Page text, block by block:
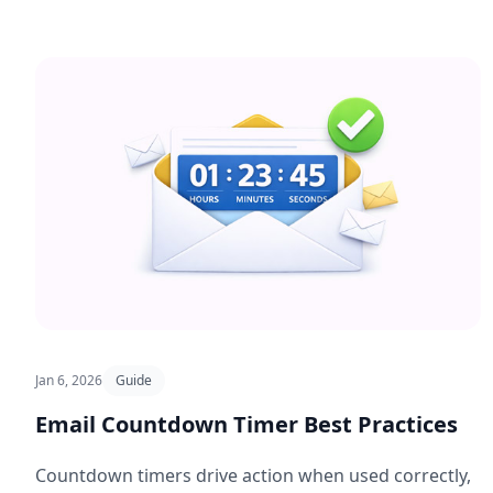
Jan 6, 2026 Guide
Email Countdown Timer Best Practices
Countdown timers drive action when used correctly,